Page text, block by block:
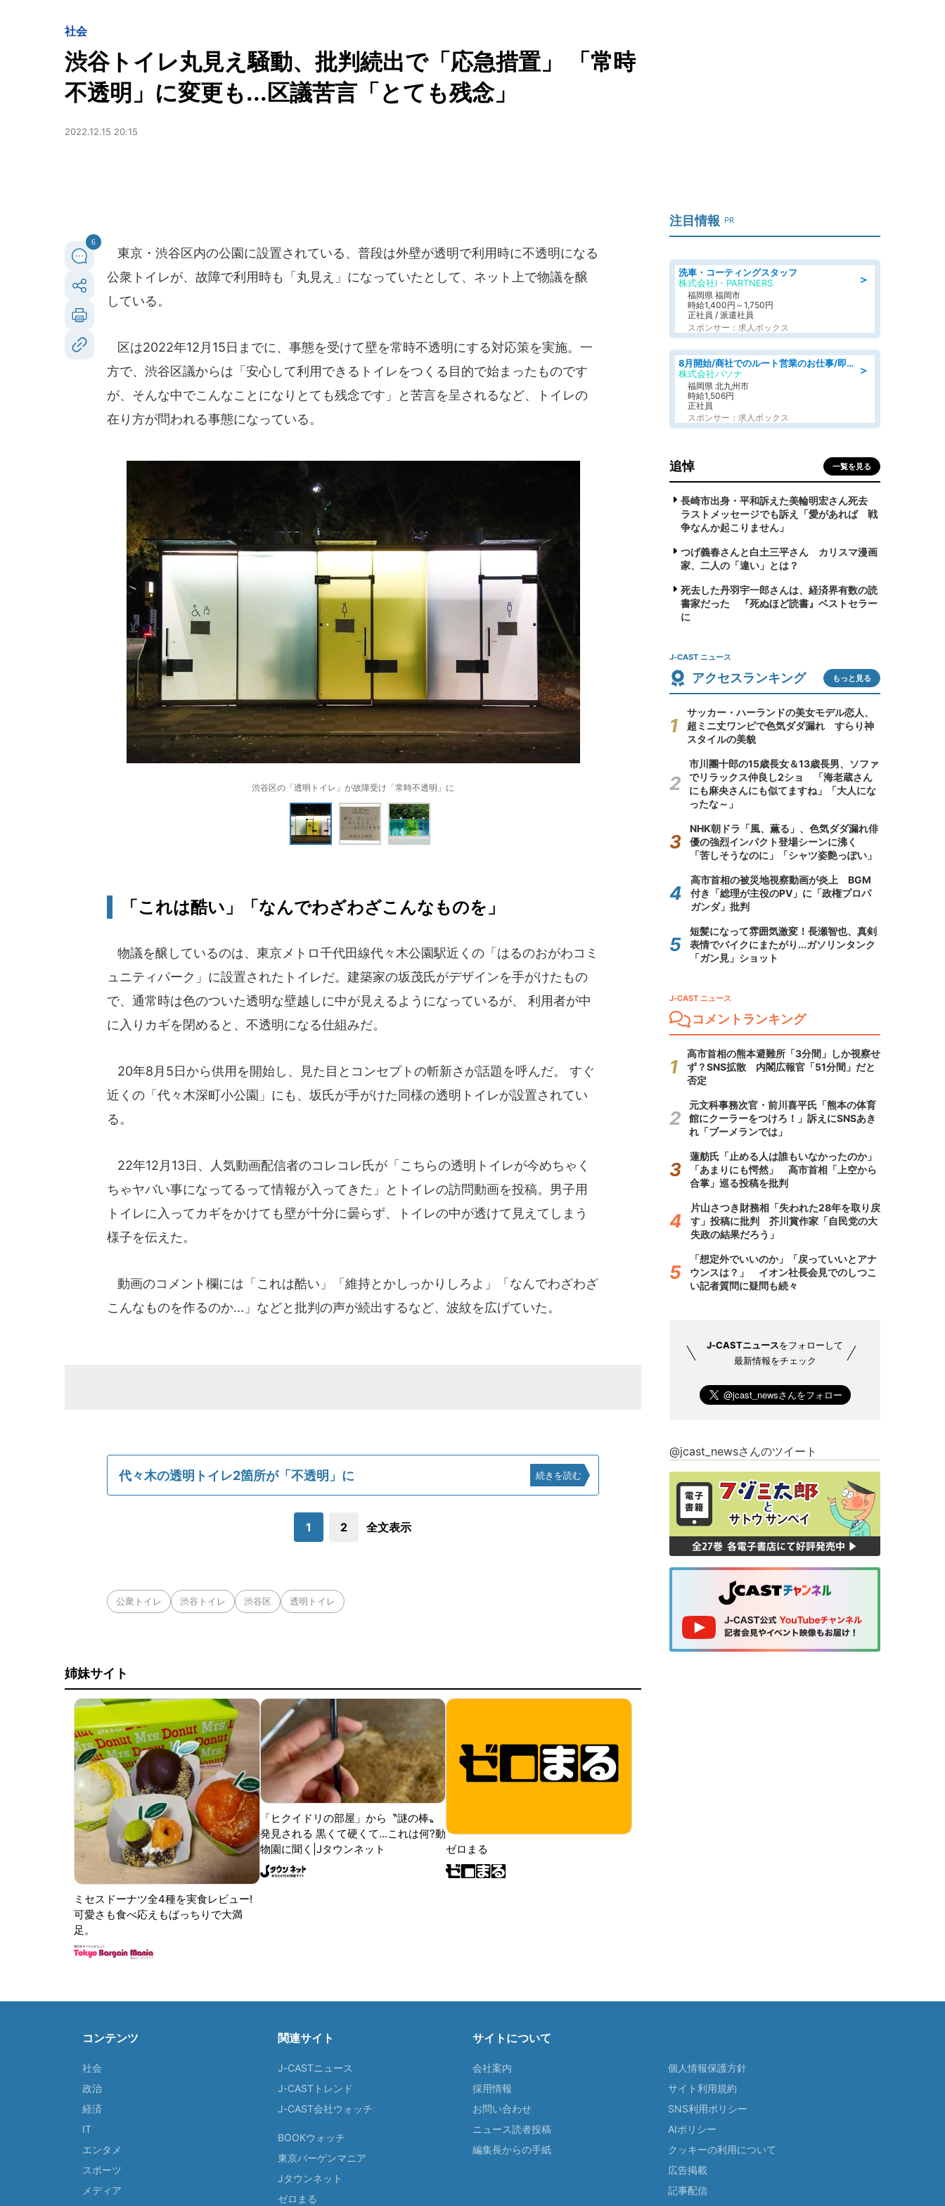
社会
渋谷トイレ丸見え騒動、批判続出で「応急措置」 「常時
不透明」に変更も...区議苦言「とても残念」
2022.12.15 20:15
6
東京・渋谷区内の公園に設置されている、普段は外壁が透明で利用時に不透明になる
公衆トイレが、故障で利用時も「丸見え」になっていたとして、ネット上で物議を醸
している。
区は2022年12月15日までに、事態を受けて壁を常時不透明にする対応策を実施。一
方で、渋谷区議からは「安心して利用できるトイレをつくる目的で始まったものです
が、そんな中でこんなことになりとても残念です」と苦言を呈されるなど、トイレの
在り方が問われる事態になっている。
渋谷区の「透明トイレ」が故障受け「常時不透明」に
「これは酷い」「なんでわざわざこんなものを」
物議を醸しているのは、東京メトロ千代田線代々木公園駅近くの「はるのおがわコミ
ュニティパーク」に設置されたトイレだ。建築家の坂茂氏がデザインを手がけたもの
で、通常時は色のついた透明な壁越しに中が見えるようになっているが、 利用者が中
に入りカギを閉めると、不透明になる仕組みだ。
20年8月5日から供用を開始し、見た目とコンセプトの斬新さが話題を呼んだ。 すぐ
近くの「代々木深町小公園」にも、坂氏が手がけた同様の透明トイレが設置されてい
る。
22年12月13日、人気動画配信者のコレコレ氏が「こちらの透明トイレが今めちゃく
ちゃヤバい事になってるって情報が入ってきた」とトイレの訪問動画を投稿。男子用
トイレに入ってカギをかけても壁が十分に曇らず、トイレの中が透けて見えてしまう
様子を伝えた。
動画のコメント欄には「これは酷い」「維持とかしっかりしろよ」「なんでわざわざ
こんなものを作るのか...」などと批判の声が続出するなど、波紋を広げていた。
代々木の透明トイレ2箇所が「不透明」に 続きを読む
1 2 全文表示
公衆トイレ 渋谷トイレ 渋谷区 透明トイレ
姉妹サイト
ミセスドーナツ全4種を実食レビュー!
可愛さも食べ応えもばっちりで大満
足。
「ヒクイドリの部屋」から〝謎の棒〟
発見される 黒くて硬くて...これは何?動
物園に聞く|Jタウンネット
ゼロまる
注目情報 PR
＞
洗車・コーティングスタッフ
株式会社I・PARTNERS
福岡県 福岡市
時給1,400円～1,750円
正社員 / 派遣社員
スポンサー：求人ボックス
＞
8月開始/商社でのルート営業のお仕事/即日勤務可/車通勤可/営業
株式会社パソナ
福岡県 北九州市
時給1,506円
正社員
スポンサー：求人ボックス
追悼 一覧を見る
長崎市出身・平和訴えた美輪明宏さん死去
ラストメッセージでも訴え「愛があれば 戦
争なんか起こりません」
つげ義春さんと白土三平さん カリスマ漫画
家、二人の「違い」とは？
死去した丹羽宇一郎さんは、経済界有数の読
書家だった 『死ぬほど読書』ベストセラー
に
J-CAST ニュース
アクセスランキング もっと見る
サッカー・ハーランドの美女モデル恋人、
超ミニ丈ワンピで色気ダダ漏れ すらり神
スタイルの美貌
市川團十郎の15歳長女＆13歳長男、ソファ
でリラックス仲良し2ショ 「海老蔵さん
にも麻央さんにも似てますね」「大人にな
ったな～」
NHK朝ドラ「風、薫る」、色気ダダ漏れ俳
優の強烈インパクト登場シーンに沸く
「苦しそうなのに」「シャツ姿艶っぽい」
高市首相の被災地視察動画が炎上 BGM
付き「総理が主役のPV」に「政権プロパ
ガンダ」批判
短髪になって雰囲気激変！長瀬智也、真剣
表情でバイクにまたがり...ガソリンタンク
「ガン見」ショット
J-CAST ニュース
コメントランキング
高市首相の熊本避難所「3分間」しか視察せ
ず？SNS拡散 内閣広報官「51分間」だと
否定
元文科事務次官・前川喜平氏「熊本の体育
館にクーラーをつけろ！」訴えにSNSあき
れ「ブーメランでは」
蓮舫氏「止める人は誰もいなかったのか」
「あまりにも愕然」 高市首相「上空から
合掌」巡る投稿を批判
片山さつき財務相「失われた28年を取り戻
す」投稿に批判 芥川賞作家「自民党の大
失政の結果だろう」
「想定外でいいのか」「戻っていいとアナ
ウンスは？」 イオン社長会見でのしつこ
い記者質問に疑問も続々
J-CASTニュースをフォローして
最新情報をチェック
@jcast_newsさんのツイート
コンテンツ
社会
政治
経済
IT
エンタメ
スポーツ
メディア
関連サイト
J-CASTニュース
J-CASTトレンド
J-CAST会社ウォッチ
BOOKウォッチ
東京バーゲンマニア
Jタウンネット
ゼロまる
サイトについて
会社案内
採用情報
お問い合わせ
ニュース読者投稿
編集長からの手紙
個人情報保護方針
サイト利用規約
SNS利用ポリシー
AIポリシー
クッキーの利用について
広告掲載
記事配信